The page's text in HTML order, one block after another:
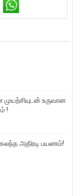
உருவான
!
கலந்த அதிரடி பயணம்!